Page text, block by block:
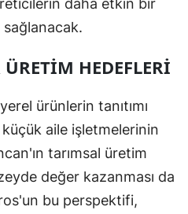
daha etkin bir
sağlanacak.
HEDEFLERI
ürünlerin tanıtımı
aile işletmelerinin
tarımsal üretim
değer kazanması da
bu perspektifi,